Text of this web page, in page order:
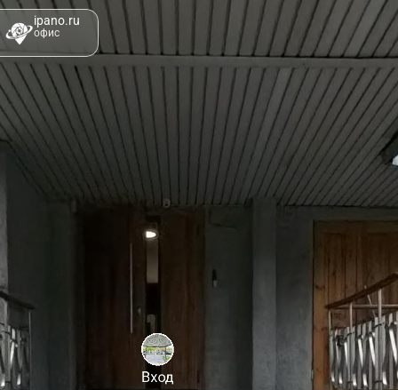
ipano.ru
офис